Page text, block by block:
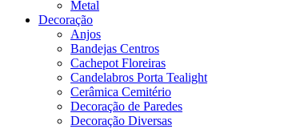
Metal
Decoração
Anjos
Bandejas Centros
Cachepot Floreiras
Candelabros Porta Tealight
Cerâmica Cemitério
Decoração de Paredes
Decoração Diversas